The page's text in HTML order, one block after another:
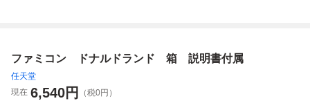
ファミコン ドナルドランド 箱 説明書付属
任天堂
現在 6,540円 （税0円）